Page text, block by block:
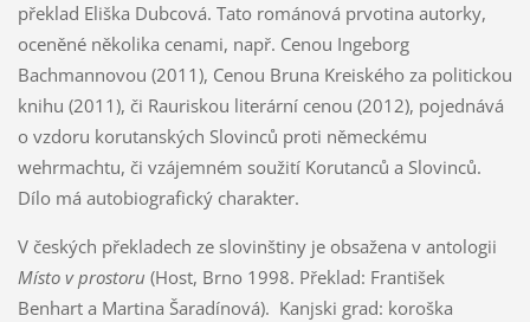
překlad Eliška Dubcová. Tato románová prvotina autorky,
oceněné několika cenami, např. Cenou Ingeborg
Bachmannovou (2011), Cenou Bruna Kreiského za politickou
knihu (2011), či Rauriskou literární cenou (2012), pojednává
o vzdoru korutanských Slovinců proti německému
wehrmachtu, či vzájemném soužití Korutanců a Slovinců.
Dílo má autobiografický charakter.
V českých překladech ze slovinštiny je obsažena v antologii
Místo v prostoru (Host, Brno 1998. Překlad: František
Benhart a Martina Šaradínová). Kanjski grad: koroška